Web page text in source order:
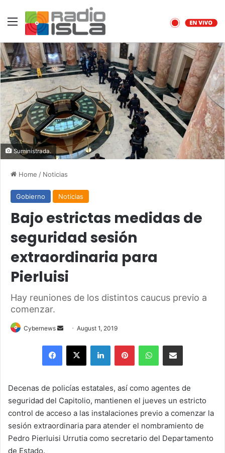
Menu
Suministrada.
Home / Noticias
Gobierno Noticias
Bajo estrictas medidas de
seguridad sesión
extraordinaria para
Pierluisi
Hay reuniones de los distintos caucus previo a
comenzar.
Cybernews
Send
email
August 1, 2019
Facebook
X LinkedInPinterestWhatsAppShare via Email
Decenas de policías estatales, así como agentes de
seguridad del Capitolio, mantienen el jueves un estricto
control de acceso a las instalaciones previo a comenzar la
sesión extraordinaria para atender el nombramiento de
Pedro Pierluisi Urrutia como secretario del Departamento
de Estado.